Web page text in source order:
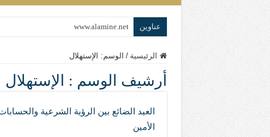
عناوين www.alamine.net
إذا كان التسنن هو الإيمان بسنة
علاقات المذاهب والأديان لا يجوز أن
الرئيسية / الوسم: الإستهلال
أرشيف الوسم : الإستهلال
العيد الضائع بين الرؤية الشرعية
الأمين